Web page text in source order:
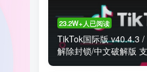
23.2W+人已阅读
TikTok国际版 v40.4.3
解除封锁/中文破解版